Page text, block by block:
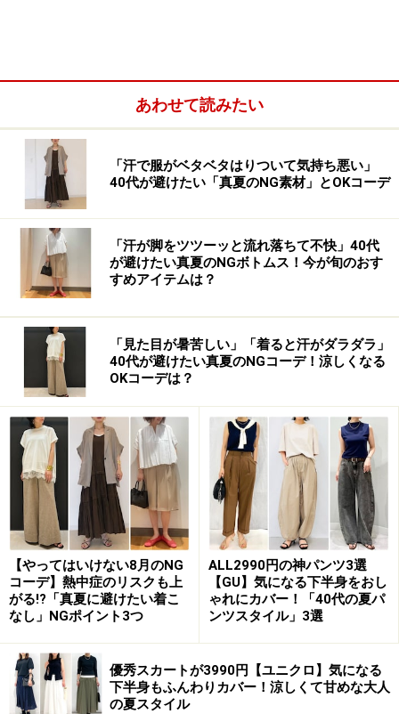
黒を合わせるとコーデが引き締まるのでおすすめ 出典：
WEAR
柄が全体に使われていて、いろんな色が縦横のラインで
組み合わさっている「チェック柄」は、無地に比べると
やはり存在感があるため、カラフルな色使いだと体が大
きく見えてしまうことも。
そのため、大人の女性が一番簡単に、すっきり着られる
のは、ダークカラーがベースで、色使いを抑えたデザイ
ンのもの。さらに、ボトムスや小物も黒を合わせるとコ
ーデが引き締まるのでおすすめです。
2. インナーをウエストインして羽織りに
インナーをウエストインしてチェックシャツを羽織りに 出
典：WEAR
チェック柄のシャツは、ネルシャツなど少し温かみのあ
る素材で、ゆったりしたサイズ感のものも多いですよ
ね。オーバーサイズもトレンドの今は、さらっと羽織っ
あわせて読みたい
「汗で服がベタベタはりついて気持ち悪い」
40代が避けたい「真夏のNG素材」とOKコーデ
「汗が脚をツツーッと流れ落ちて不快」40代
が避けたい真夏のNGボトムス！今が旬のおす
すめアイテムは？
「見た目が暑苦しい」「着ると汗がダラダラ」
40代が避けたい真夏のNGコーデ！涼しくなる
OKコーデは？
【やってはいけない8月のNG
コーデ】熱中症のリスクも上
がる!?「真夏に避けたい着こ
なし」NGポイント3つ
ALL2990円の神パンツ3選
【GU】気になる下半身をおし
ゃれにカバー！「40代の夏パ
ンツスタイル」3選
優秀スカートが3990円【ユニクロ】気になる
下半身もふんわりカバー！涼しくて甘めな大人
の夏スタイル